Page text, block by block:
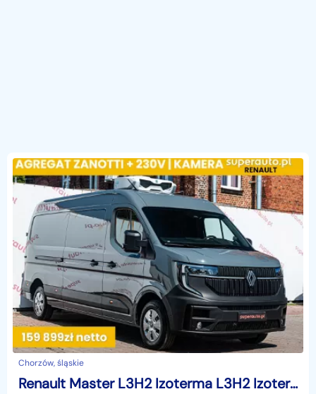
Chorzów, śląskie
Renault Master L3H2 Izoterma L3H2 Izoterma 2.0 170KM